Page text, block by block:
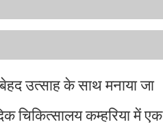
उत्साह के साथ मनाया जा
चिकित्सालय कम्हरिया में एक